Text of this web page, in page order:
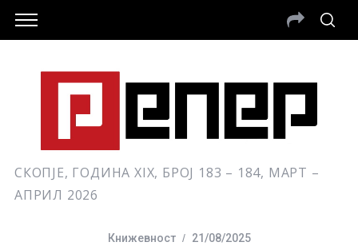
СКОПЈЕ, ГОДИНА XIX, БРОЈ 183 – 184, МАРТ –
АПРИЛ 2026
Книжевност 21/08/2025